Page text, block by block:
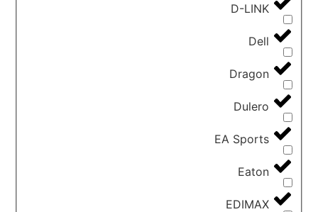
D-LINK
Dell
Dragon
Dulero
EA Sports
Eaton
EDIMAX